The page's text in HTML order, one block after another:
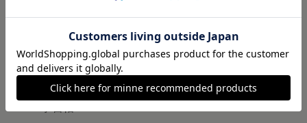
読みもの
minneとものづくりと